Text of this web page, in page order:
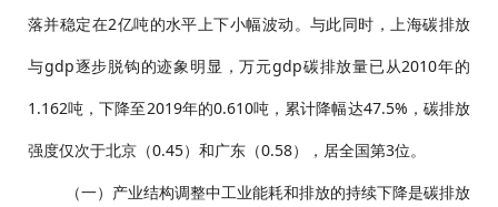
落并稳定在2亿吨的水平上下小幅波动。与此同时，上海碳排放
与gdp逐步脱钩的迹象明显，万元gdp碳排放量已从2010年的
1.162吨，下降至2019年的0.610吨，累计降幅达47.5%，碳排放
强度仅次于北京（0.45）和广东（0.58），居全国第3位。
（一）产业结构调整中工业能耗和排放的持续下降是碳排放